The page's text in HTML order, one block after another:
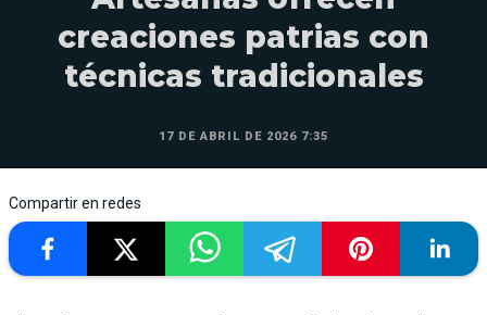
creaciones patrias con
técnicas tradicionales
17 DE ABRIL DE 2026 7:35
Compartir en redes